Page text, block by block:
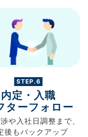
STEP.6
内定・入職
ターフォロー
や入社日調整まで、
後もバックアップ